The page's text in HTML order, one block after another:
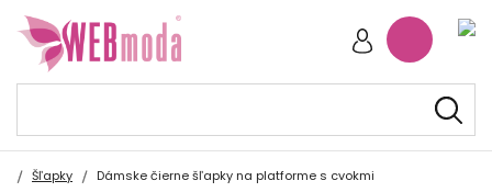
Šľapky Dámske čierne šľapky na platforme s cvokmi